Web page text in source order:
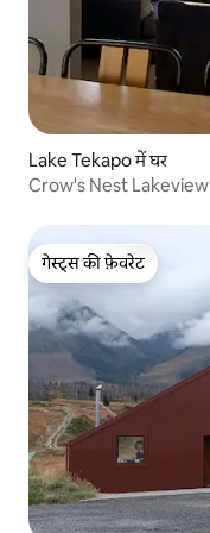
Lake Tekapo में घर
Crow's Nest Lakeview
गेस्ट्स की फ़ेवरेट
गेस्ट्स की फ़ेवरेट